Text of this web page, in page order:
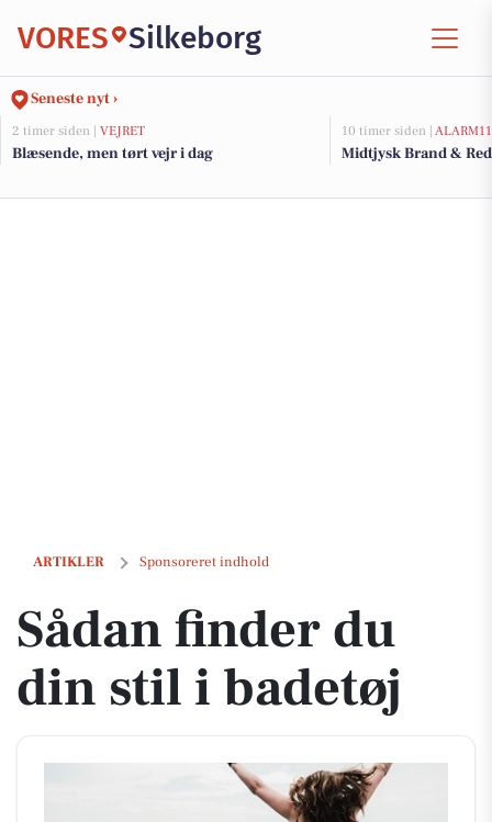
VORES Silkeborg
Seneste nyt ›
2 timer siden | VEJRET
Blæsende, men tørt vejr i dag
10 timer siden |
Midtjysk Brand &
ARTIKLER Sponsoreret indhold
Sådan finder du din stil i badetøj
Sådan finder du
din stil i badetøj